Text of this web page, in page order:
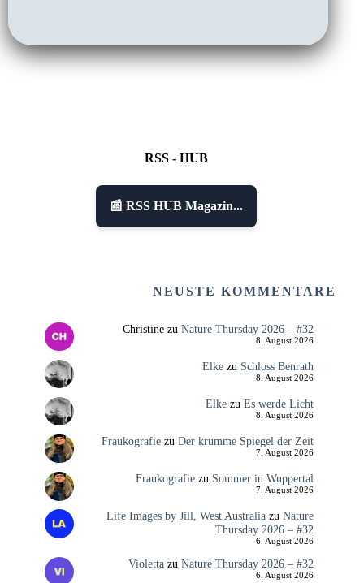
RSS - HUB
📰 RSS HUB Magazin...
NEUSTE KOMMENTARE
Christinezu Nature Thursday 2026 – #32
8. August 2026
Elkezu Schloss Benrath
8. August 2026
Elkezu Es werde Licht
8. August 2026
Fraukografiezu Der krumme Spiegel der Zeit
7. August 2026
Fraukografiezu Sommer in Wuppertal
7. August 2026
Life Images by Jill, West Australiazu Nature
Thursday 2026 – #32
6. August 2026
Violettazu Nature Thursday 2026 – #32
6. August 2026